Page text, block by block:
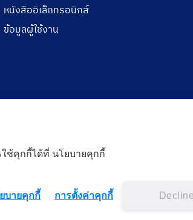
หนังสืออิเล็กทรอนิกส์
ข้อมูลผู้ใช้งาน
ใช้คุกกี้ได้ที่ นโยบายคุกกี้
บายคุกกี้ การตั้งค่าคุกกี้ Decline